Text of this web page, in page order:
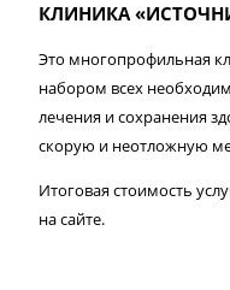
КЛИНИКА
Это многопрофильная
набором всех
лечения и сохранения
скорую и неотложную
Итоговая стоимость
на сайте.